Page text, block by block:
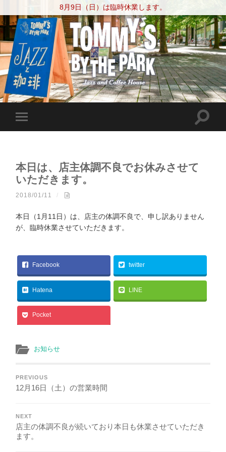
本日は、店主体調不良でお休みさせて
いただきます。
2018/01/11 /
本日（1月11日）は、店主の体調不良で、申し訳ありません
が、臨時休業させていただきます。
Facebook twitter
Hatena LINE
Pocket
お知らせ
PREVIOUS
12月16日（土）の営業時間
NEXT
店主の体調不良が続いており本日も休業させていただき
ます。
8月9日（日）は臨時休業します。